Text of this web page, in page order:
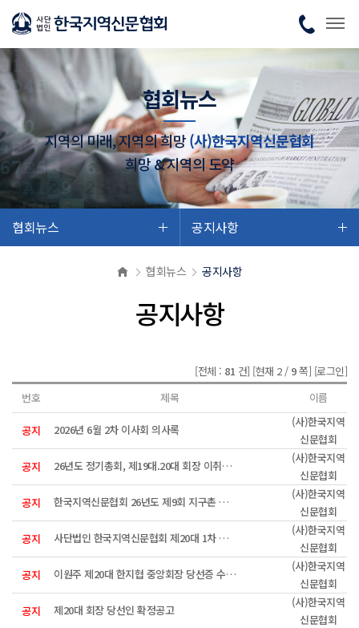
협회뉴스
지역의 미래, 지역의 희망(사)한국지역신문협회
희망 & 지역의 도약
협회뉴스 공지사항
협회뉴스 공지사항
공지사항
[전체 : 81 건] [현재 2 / 9쪽] [로그인]
번호
제목 이름
공지 2026년 6월 2차 이사회 의사록
(사)한국지역
신문협회
공지
26년도 정기총회, 제19대.20대 회장 이취임식 안내
(사)한국지역
신문협회
공지
한국지역신문협회 26년도 제9회 지구촌 희망펜상 수상자
(사)한국지역
신문협회
공지
사단법인 한국지역신문협회 제20대 1차 이사회 회의록
(사)한국지역
신문협회
공지
이원주 제20대 한지협 중앙회장 당선증 수여식
(사)한국지역
신문협회
공지
제20대 회장 당선인 확정공고
(사)한국지역
신문협회